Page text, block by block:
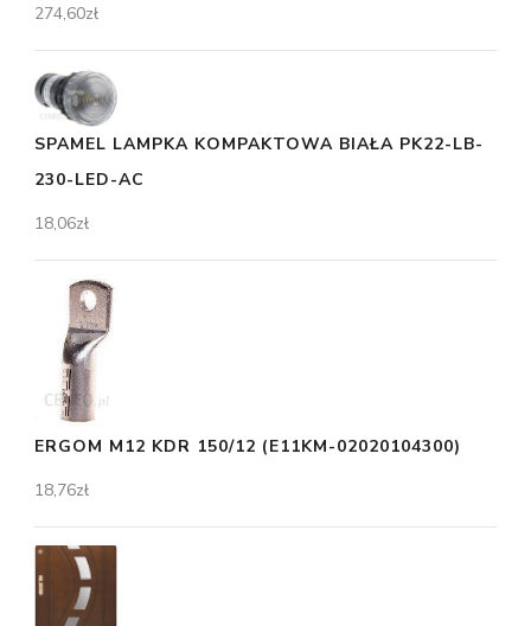
274,60zł
SPAMEL LAMPKA KOMPAKTOWA BIAŁA PK22-LB-
230-LED-AC
18,06zł
ERGOM M12 KDR 150/12 (E11KM-02020104300)
18,76zł